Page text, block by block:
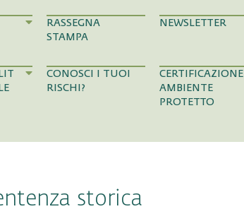
RASSEGNA
STAMPA
NEWSLETTER
CONOSCI I TUOI
RISCHI?
CERTIFICAZIONE
AMBIENTE
PROTETTO
storica